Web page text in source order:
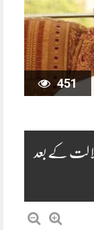
451
کے بعد